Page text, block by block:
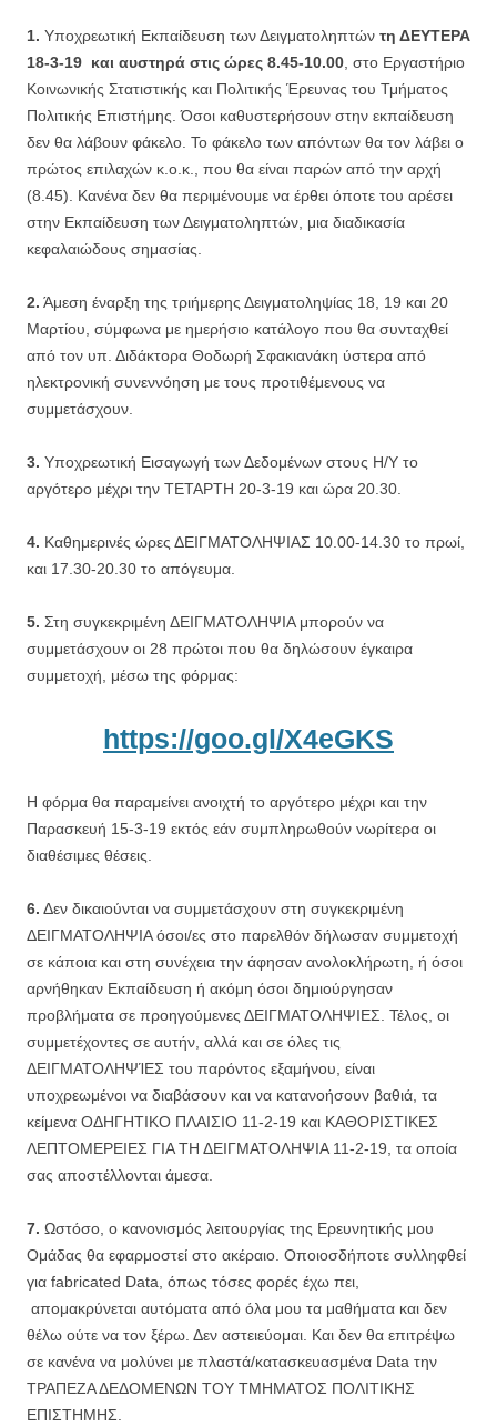
1. Υποχρεωτική Εκπαίδευση των Δειγματοληπτών τη ΔΕΥΤΕΡΑ
18-3-19 και αυστηρά στις ώρες 8.45-10.00, στο Εργαστήριο
Κοινωνικής Στατιστικής και Πολιτικής Έρευνας του Τμήματος
Πολιτικής Επιστήμης. Όσοι καθυστερήσουν στην εκπαίδευση
δεν θα λάβουν φάκελο. Το φάκελο των απόντων θα τον λάβει ο
πρώτος επιλαχών κ.ο.κ., που θα είναι παρών από την αρχή
(8.45). Κανένα δεν θα περιμένουμε να έρθει όποτε του αρέσει
στην Εκπαίδευση των Δειγματοληπτών, μια διαδικασία
κεφαλαιώδους σημασίας.
2. Άμεση έναρξη της τριήμερης Δειγματοληψίας 18, 19 και 20
Μαρτίου, σύμφωνα με ημερήσιο κατάλογο που θα συνταχθεί
από τον υπ. Διδάκτορα Θοδωρή Σφακιανάκη ύστερα από
ηλεκτρονική συνεννόηση με τους προτιθέμενους να
συμμετάσχουν.
3. Υποχρεωτική Εισαγωγή των Δεδομένων στους Η/Υ το
αργότερο μέχρι την ΤΕΤΑΡΤΗ 20-3-19 και ώρα 20.30.
4. Καθημερινές ώρες ΔΕΙΓΜΑΤΟΛΗΨΙΑΣ 10.00-14.30 το πρωί,
και 17.30-20.30 το απόγευμα.
5. Στη συγκεκριμένη ΔΕΙΓΜΑΤΟΛΗΨΙΑ μπορούν να
συμμετάσχουν οι 28 πρώτοι που θα δηλώσουν έγκαιρα
συμμετοχή, μέσω της φόρμας:
https://goo.gl/X4eGKS
Η φόρμα θα παραμείνει ανοιχτή το αργότερο μέχρι και την
Παρασκευή 15-3-19 εκτός εάν συμπληρωθούν νωρίτερα οι
διαθέσιμες θέσεις.
6. Δεν δικαιούνται να συμμετάσχουν στη συγκεκριμένη
ΔΕΙΓΜΑΤΟΛΗΨΙΑ όσοι/ες στο παρελθόν δήλωσαν συμμετοχή
σε κάποια και στη συνέχεια την άφησαν ανολοκλήρωτη, ή όσοι
αρνήθηκαν Εκπαίδευση ή ακόμη όσοι δημιούργησαν
προβλήματα σε προηγούμενες ΔΕΙΓΜΑΤΟΛΗΨΙΕΣ. Τέλος, οι
συμμετέχοντες σε αυτήν, αλλά και σε όλες τις
ΔΕΙΓΜΑΤΟΛΗΨΊΕΣ του παρόντος εξαμήνου, είναι
υποχρεωμένοι να διαβάσουν και να κατανοήσουν βαθιά, τα
κείμενα ΟΔΗΓΗΤΙΚΟ ΠΛΑΙΣΙΟ 11-2-19 και ΚΑΘΟΡΙΣΤΙΚΕΣ
ΛΕΠΤΟΜΕΡΕΙΕΣ ΓΙΑ ΤΗ ΔΕΙΓΜΑΤΟΛΗΨΙΑ 11-2-19, τα οποία
σας αποστέλλονται άμεσα.
7. Ωστόσο, ο κανονισμός λειτουργίας της Ερευνητικής μου
Ομάδας θα εφαρμοστεί στο ακέραιο. Οποιοσδήποτε συλληφθεί
για fabricated Data, όπως τόσες φορές έχω πει,
απομακρύνεται αυτόματα από όλα μου τα μαθήματα και δεν
θέλω ούτε να τον ξέρω. Δεν αστειεύομαι. Και δεν θα επιτρέψω
σε κανένα να μολύνει με πλαστά/κατασκευασμένα Data την
ΤΡΑΠΕΖΑ ΔΕΔΟΜΕΝΩΝ ΤΟΥ ΤΜΗΜΑΤΟΣ ΠΟΛΙΤΙΚΗΣ
ΕΠΙΣΤΗΜΗΣ.